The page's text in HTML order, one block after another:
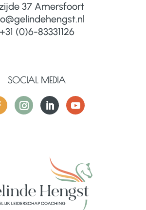
37 Amersfoort
+31 (0)6-83331126
SOCIAL MEDIA